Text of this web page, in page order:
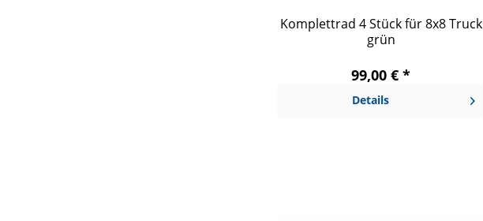
Komplettrad 4 Stück für 8x8 Truck
grün
99,00 € *
Details